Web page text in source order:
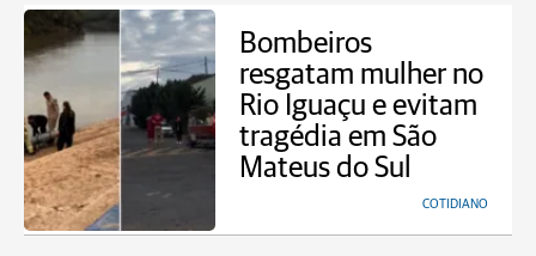
Bombeiros
resgatam mulher no
Rio Iguaçu e evitam
tragédia em São
Mateus do Sul
COTIDIANO